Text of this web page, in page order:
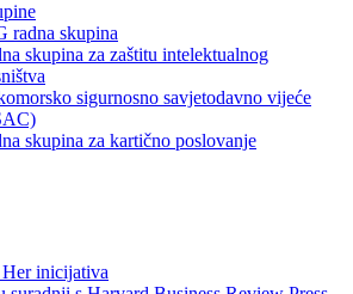
radna skupina
skupina za zaštitu intelektualnog
sigurnosno savjetodavno vijeće
skupina za kartično poslovanje
inicijativa